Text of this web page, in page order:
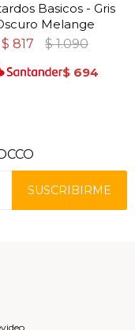
Basicos - Gris
Melange
$ 817 $ 1.090
$ 694
SUSCRIBIRME